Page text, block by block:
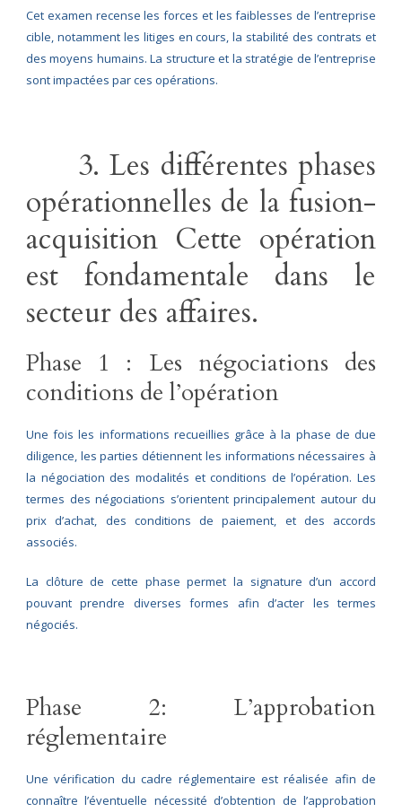
Cet examen recense les forces et les faiblesses de l’entreprise
cible, notamment les litiges en cours, la stabilité des contrats et
des moyens humains. La structure et la stratégie de l’entreprise
sont impactées par ces opérations.
3. Les différentes phases
opérationnelles de la fusion-
acquisition Cette opération
est fondamentale dans le
secteur des affaires.
Phase 1 : Les négociations des
conditions de l’opération
Une fois les informations recueillies grâce à la phase de due
diligence, les parties détiennent les informations nécessaires à
la négociation des modalités et conditions de l’opération. Les
termes des négociations s’orientent principalement autour du
prix d’achat, des conditions de paiement, et des accords
associés.
La clôture de cette phase permet la signature d’un accord
pouvant prendre diverses formes afin d’acter les termes
négociés.
Phase 2: L’approbation
réglementaire
Une vérification du cadre réglementaire est réalisée afin de
connaître l’éventuelle nécessité d’obtention de l’approbation